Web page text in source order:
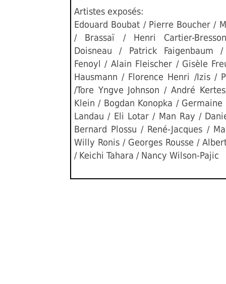
Artistes exposés:
Edouard Boubat / Pierre Boucher /
/ Brassaï / Henri Cartier-
Doisneau / Patrick Faigenbaum
Fenoyl / Alain Fleischer / Gisèle
Hausmann / Florence Henri /Izis /
/Tore Yngve Johnson / André
Klein / Bogdan Konopka /
Landau / Eli Lotar / Man Ray /
Bernard Plossu / René-Jacques /
Willy Ronis / Georges Rousse /
/ Keichi Tahara / Nancy Wilson-Pajic